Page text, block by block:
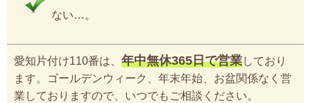
ない…。
愛知片付け110番は、 年中無休365日で営業しており
ます。ゴールデンウィーク、年末年始、お盆関係なく営
業しておりますので、いつでもご相談ください。